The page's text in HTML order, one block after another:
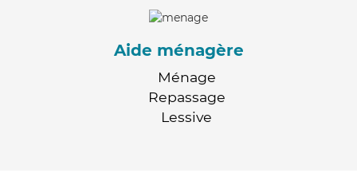
Aide ménagère
Ménage
Repassage
Lessive